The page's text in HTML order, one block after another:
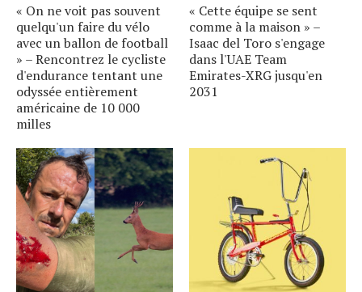
« On ne voit pas souvent
quelqu'un faire du vélo
avec un ballon de football
» – Rencontrez le cycliste
d'endurance tentant une
odyssée entièrement
américaine de 10 000
milles
« Cette équipe se sent
comme à la maison » –
Isaac del Toro s'engage
dans l'UAE Team
Emirates-XRG jusqu'en
2031